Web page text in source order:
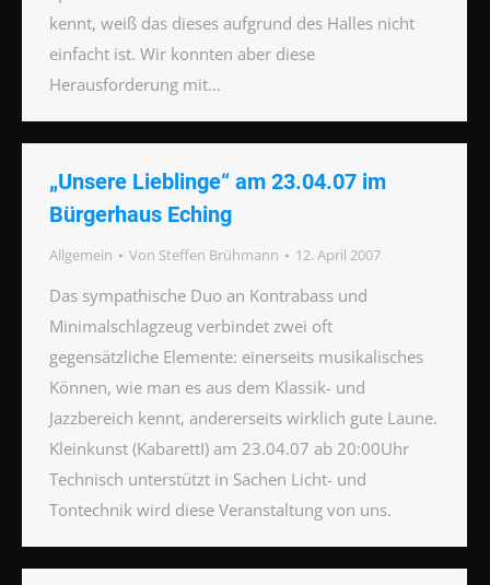
kennt, weiß das dieses aufgrund des Halles nicht
einfacht ist. Wir konnten aber diese
Herausforderung mit…
„Unsere Lieblinge“ am 23.04.07 im
Bürgerhaus Eching
Allgemein Von Steffen Brühmann 12. April 2007
Das sympathische Duo an Kontrabass und
Minimalschlagzeug verbindet zwei oft
gegensätzliche Elemente: einerseits musikalisches
Können, wie man es aus dem Klassik- und
Jazzbereich kennt, andererseits wirklich gute Laune.
Kleinkunst (KabarettI) am 23.04.07 ab 20:00Uhr
Technisch unterstützt in Sachen Licht- und
Tontechnik wird diese Veranstaltung von uns.